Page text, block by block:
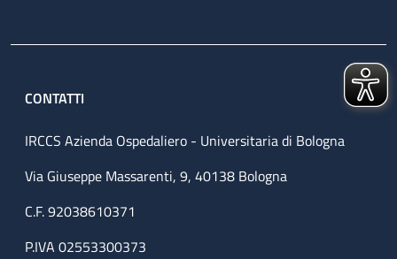
CONTATTI
IRCCS Azienda Ospedaliero - Universitaria di Bologna
Via Giuseppe Massarenti, 9, 40138 Bologna
C.F. 92038610371
P.IVA 02553300373